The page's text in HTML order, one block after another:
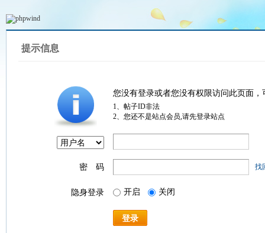
提示信息
您没有登录或者您没有权限访问此页面
1、帖子ID非法
2、您还不是站点会员,请先登录站点
密 码 找
隐身登录 开启 关闭
登录